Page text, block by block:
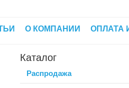
О КОМПАНИИ ОПЛАТА
Каталог
Распродажа